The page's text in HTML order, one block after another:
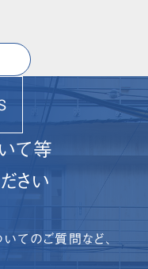
て等
さい
てのご質問など、